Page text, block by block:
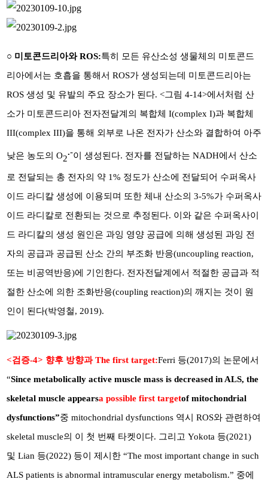
○ 미토콘드리아와 ROS:특히 모든 유산소성 생물체의 미토콘드
리아에서는 호흡을 통해서 ROS가 생성되는데 미토콘드리아는
ROS 생성 및 유발의 주요 장소가 된다. <그림 4-14>에서처럼 산
소가 미토콘드리아 전자전달계의 복합체 I(complex I)과 복합체
III(complex III)을 통해 외부로 나온 전자가 산소와 결합하여 아주
낮은 농도의 O2
.-이 생성된다. 전자를 전달하는 NADH에서 산소
로 전달되는 총 전자의 약 1% 정도가 산소에 전달되어 수퍼옥사
이드 라디칼 생성에 이용되며 또한 체내 산소의 3-5%가 수퍼옥사
이드 라디칼로 전환되는 것으로 추정된다. 이와 같은 수퍼옥사이
드 라디칼의 생성 원인은 과잉 영양 공급에 의해 생성된 과잉 전
자의 공급과 공급된 산소 간의 부조화 반응(uncoupling reaction,
또는 비공역반응)에 기인한다. 전자전달계에서 적절한 공급과 적
절한 산소에 의한 조화반응(coupling reaction)의 깨지는 것이 원
인이 된다(박영철, 2019).
<검증-4> 향후 방향과 The first target:Ferri 등(2017)의 논문에서
“Since metabolically active muscle mass is decreased in ALS, the
skeletal muscle appearsa possible first targetof mitochondrial
dysfunctions”중 mitochondrial dysfunctions 역시 ROS와 관련하여
skeletal muscle의 이 첫 번째 타켓이다. 그리고 Yokota 등(2021)
및 Lian 등(2022) 등이 제시한 “The most important change in such
ALS patients is abnormal intramuscular energy metabolism.” 중에